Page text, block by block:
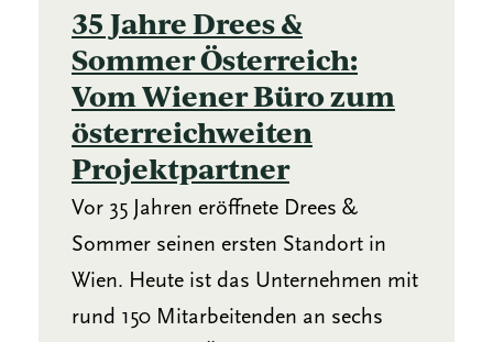
35 Jahre Drees &
Sommer Österreich:
Vom Wiener Büro zum
österreichweiten
Projektpartner
Vor 35 Jahren eröffnete Drees &
Sommer seinen ersten Standort in
Wien. Heute ist das Unternehmen mit
rund 150 Mitarbeitenden an sechs